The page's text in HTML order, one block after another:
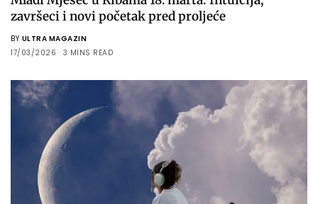
završeci i novi početak pred proljeće
BY ULTRA MAGAZIN
17/03/2026
3 MINS READ